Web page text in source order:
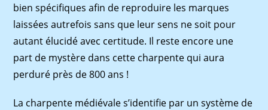
bien spécifiques afin de reproduire les marques
laissées autrefois sans que leur sens ne soit pour
autant élucidé avec certitude. Il reste encore une
part de mystère dans cette charpente qui aura
perduré près de 800 ans !
La charpente médiévale s’identifie par un système de